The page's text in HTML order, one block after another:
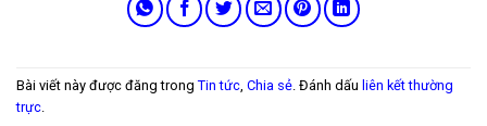
Bài viết này được đăng trong Tin tức, Chia sẻ. Đánh dấu liên kết thường
trực.